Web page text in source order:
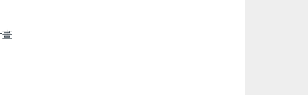
畫